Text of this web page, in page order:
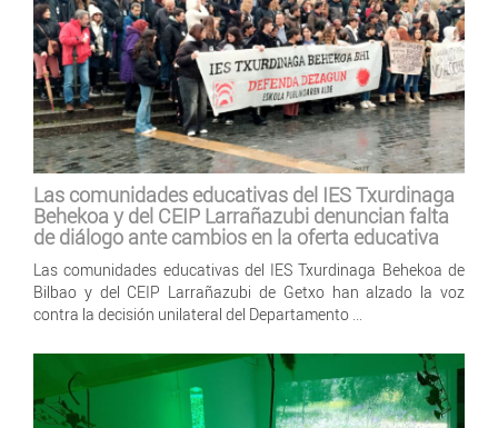
Las comunidades educativas del IES Txurdinaga
Behekoa y del CEIP Larrañazubi denuncian falta
de diálogo ante cambios en la oferta educativa
Las comunidades educativas del IES Txurdinaga Behekoa de
Bilbao y del CEIP Larrañazubi de Getxo han alzado la voz
contra la decisión unilateral del Departamento ...